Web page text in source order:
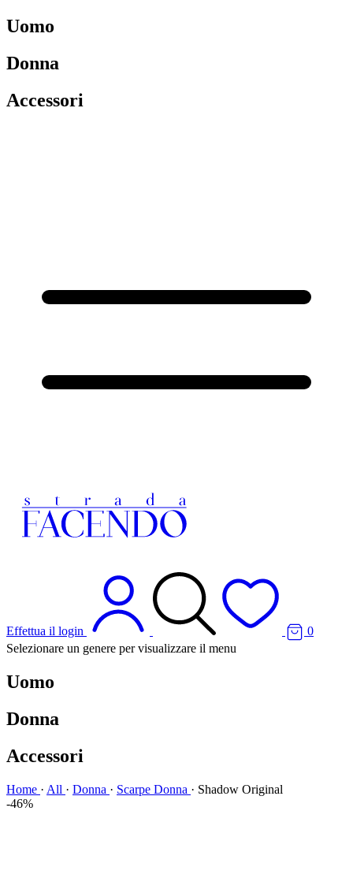
Uomo
Donna
Accessori
Effettua il login
0
Selezionare un genere per visualizzare il menu
Uomo
Donna
Accessori
Home · All · Donna · Scarpe Donna · Shadow Original
-46%